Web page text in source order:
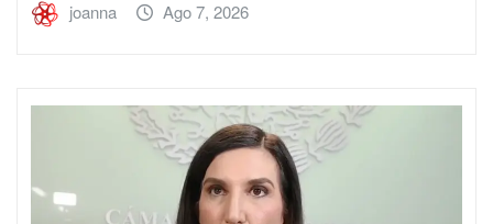
joanna Ago 7, 2026